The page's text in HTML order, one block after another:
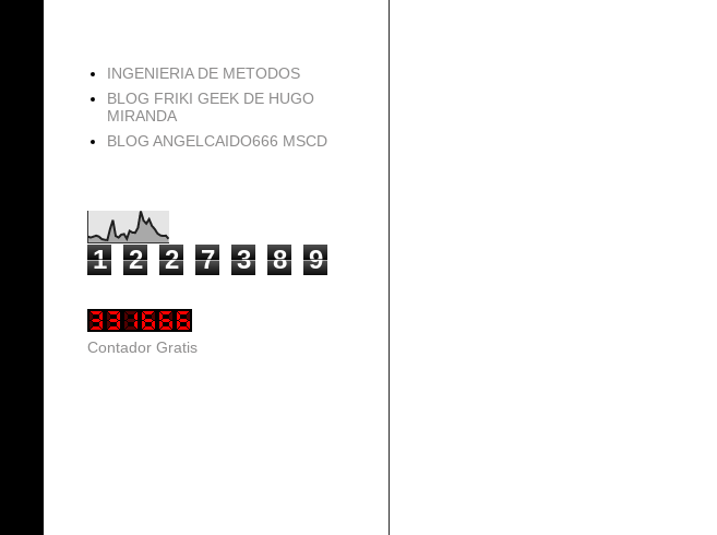
INGENIERIA DE METODOS
BLOG FRIKI GEEK DE HUGO
MIRANDA
BLOG ANGELCAIDO666 MSCD
1 2 2 7 3 8 9
Contador Gratis